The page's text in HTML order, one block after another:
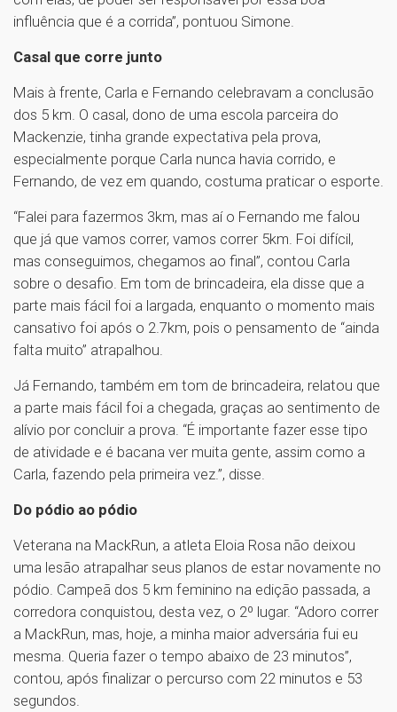
influência que é a corrida”, pontuou Simone.
Casal que corre junto
Mais à frente, Carla e Fernando celebravam a conclusão
dos 5 km. O casal, dono de uma escola parceira do
Mackenzie, tinha grande expectativa pela prova,
especialmente porque Carla nunca havia corrido, e
Fernando, de vez em quando, costuma praticar o esporte.
“Falei para fazermos 3km, mas aí o Fernando me falou
que já que vamos correr, vamos correr 5km. Foi difícil,
mas conseguimos, chegamos ao final”, contou Carla
sobre o desafio. Em tom de brincadeira, ela disse que a
parte mais fácil foi a largada, enquanto o momento mais
cansativo foi após o 2.7km, pois o pensamento de “ainda
falta muito” atrapalhou.
Já Fernando, também em tom de brincadeira, relatou que
a parte mais fácil foi a chegada, graças ao sentimento de
alívio por concluir a prova. “É importante fazer esse tipo
de atividade e é bacana ver muita gente, assim como a
Carla, fazendo pela primeira vez.”, disse.
Do pódio ao pódio
Veterana na MackRun, a atleta Eloia Rosa não deixou
uma lesão atrapalhar seus planos de estar novamente no
pódio. Campeã dos 5 km feminino na edição passada, a
corredora conquistou, desta vez, o 2º lugar. “Adoro correr
a MackRun, mas, hoje, a minha maior adversária fui eu
mesma. Queria fazer o tempo abaixo de 23 minutos”,
contou, após finalizar o percurso com 22 minutos e 53
segundos.